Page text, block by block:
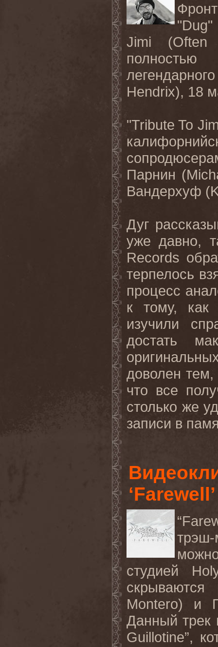
"Dug"
Jimi (Often
Hendrix), 18
"Tribute To
Парнин
Вандерхуф
Дуг
уже давно,
Records
терпелось
процесс
к тому, как
изучили
достать
доволен тем,
что все
столько же
записи в
студией
Montero) и
Данный трек
Guillotine”,